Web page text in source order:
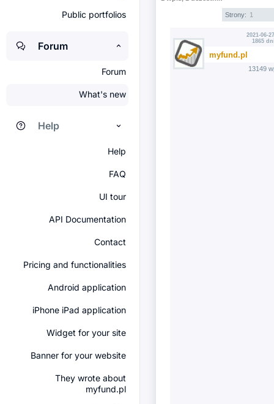
Public portfolios
Forum
Forum
What's new
Help
Help
FAQ
UI tour
API Documentation
Contact
Pricing and functionalities
Android application
iPhone iPad application
Widget for your site
Banner for your website
They wrote about
myfund.pl
Strony: 1
2021-06-
1865
myfund.pl
13149